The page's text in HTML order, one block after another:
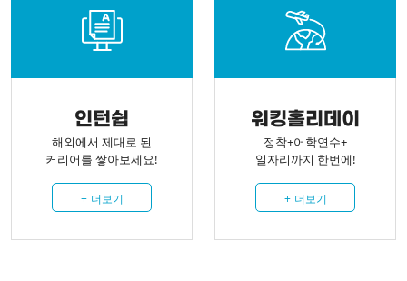
인턴쉽
해외에서 제대로 된
커리어를 쌓아보세요!
+ 더보기
워킹홀리데이
정착+어학연수+
일자리까지 한번에!
+ 더보기